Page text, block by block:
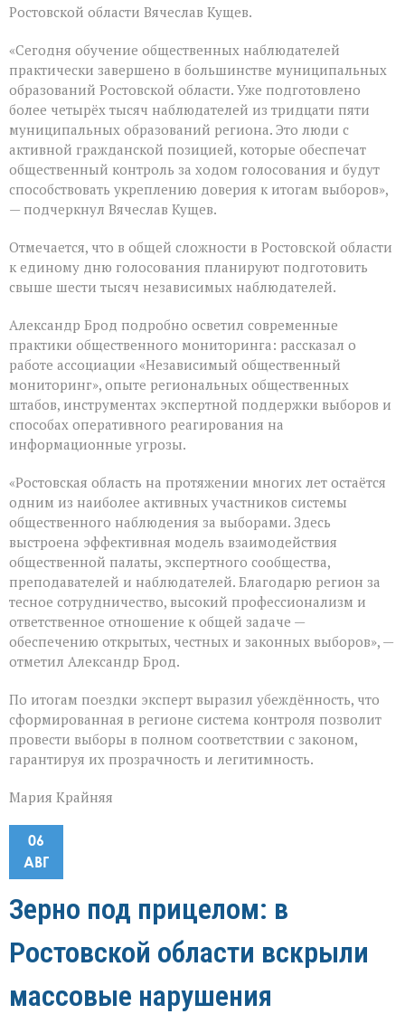
Ростовской области Вячеслав Кущев.
«Сегодня обучение общественных наблюдателей
практически завершено в большинстве муниципальных
образований Ростовской области. Уже подготовлено
более четырёх тысяч наблюдателей из тридцати пяти
муниципальных образований региона. Это люди с
активной гражданской позицией, которые обеспечат
общественный контроль за ходом голосования и будут
способствовать укреплению доверия к итогам выборов»,
— подчеркнул Вячеслав Кущев.
Отмечается, что в общей сложности в Ростовской области
к единому дню голосования планируют подготовить
свыше шести тысяч независимых наблюдателей.
Александр Брод подробно осветил современные
практики общественного мониторинга: рассказал о
работе ассоциации «Независимый общественный
мониторинг», опыте региональных общественных
штабов, инструментах экспертной поддержки выборов и
способах оперативного реагирования на
информационные угрозы.
«Ростовская область на протяжении многих лет остаётся
одним из наиболее активных участников системы
общественного наблюдения за выборами. Здесь
выстроена эффективная модель взаимодействия
общественной палаты, экспертного сообщества,
преподавателей и наблюдателей. Благодарю регион за
тесное сотрудничество, высокий профессионализм и
ответственное отношение к общей задаче —
обеспечению открытых, честных и законных выборов», —
отметил Александр Брод.
По итогам поездки эксперт выразил убеждённость, что
сформированная в регионе система контроля позволит
провести выборы в полном соответствии с законом,
гарантируя их прозрачность и легитимность.
Мария Крайняя
06
АВГ
Зерно под прицелом: в
Ростовской области вскрыли
массовые нарушения